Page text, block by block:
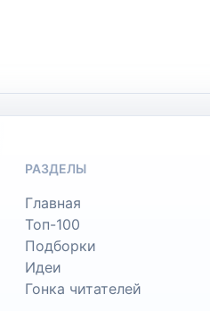
РАЗДЕЛЫ
Главная
Топ-100
Подборки
Идеи
Гонка читателей